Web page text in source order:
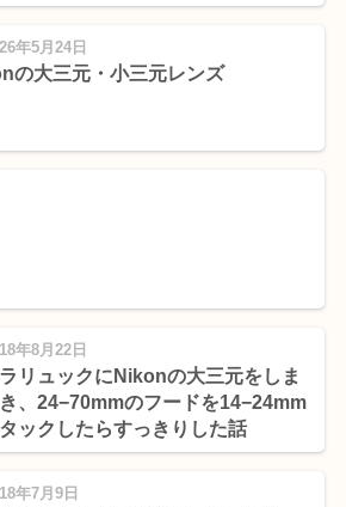
年5月24日
の大三元・小三元レンズ
年8月22日
リュックにNikonの大三元をしま
、24−70mmのフードを14−24mm
ックしたらすっきりした話
年7月9日